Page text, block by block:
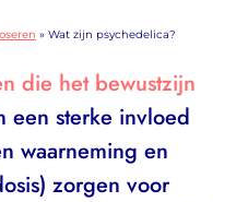
» Wat zijn psychedelica?
die het bewustzijn
een sterke invloed
waarneming en
zorgen voor